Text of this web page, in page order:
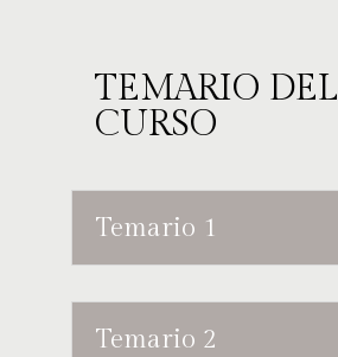
TEMARIO DEL
CURSO
Temario 1
Temario 2